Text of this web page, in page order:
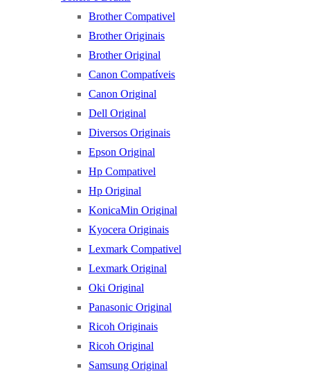
Brother Compativel
Brother Originais
Brother Original
Canon Compatíveis
Canon Original
Dell Original
Diversos Originais
Epson Original
Hp Compativel
Hp Original
KonicaMin Original
Kyocera Originais
Lexmark Compativel
Lexmark Original
Oki Original
Panasonic Original
Ricoh Originais
Ricoh Original
Samsung Original